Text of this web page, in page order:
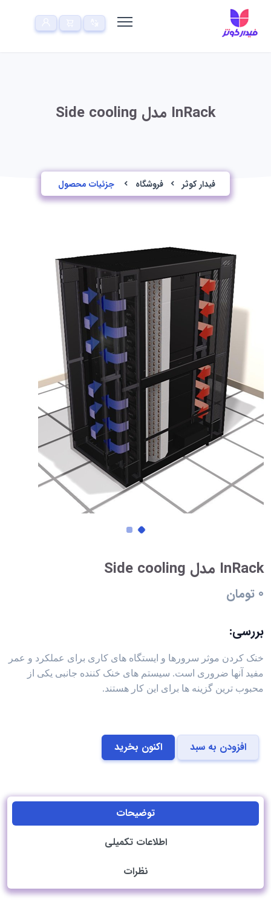
InRack مدل Side cooling
فیدار کوثر فروشگاه جزئیات محصول
InRack مدل Side cooling
0 تومان
بررسی:
خنک کردن موثر سرورها و ایستگاه های کاری برای عملکرد و عمر
مفید آنها ضروری است. سیستم های خنک کننده جانبی یکی از
محبوب ترین گزینه ها برای این کار هستند.
افزودن به سبد اکنون بخرید
توضیحات
اطلاعات تکمیلی
نظرات